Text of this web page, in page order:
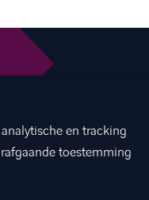
en tracking
toestemming